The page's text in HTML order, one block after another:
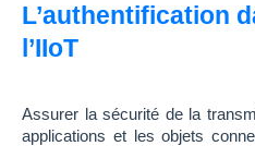
L’authentification
l’IIoT
Assurer la sécurité de la
applications et les objets